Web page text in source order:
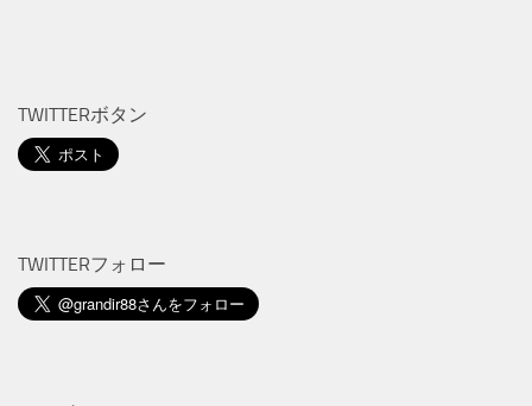
TWITTERボタン
TWITTERフォロー